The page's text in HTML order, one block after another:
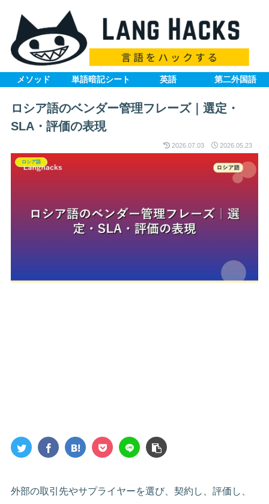
メソッド 単語暗記シート 英語 第二外国語
ロシア語のベンダー管理フレーズ｜選定・
SLA・評価の表現
2026.07.03 2026.05.23
ロシア語
外部の取引先やサプライヤーを選び、契約し、評価し、